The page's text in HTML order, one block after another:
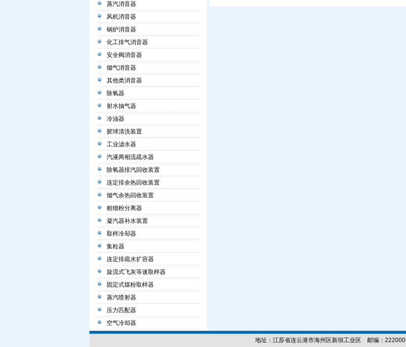
蒸汽消音器
风机消音器
锅炉消音器
化工排气消音器
安全阀消音器
烟气消音器
其他类消音器
除氧器
射水抽气器
冷油器
胶球清洗装置
工业滤水器
汽液两相流疏水器
除氧器排汽回收装置
连定排余热回收装置
烟气余热回收装置
粗细粉分离器
凝汽器补水装置
取样冷却器
集粒器
连定排疏水扩容器
旋流式飞灰等速取样器
固定式煤粉取样器
蒸汽喷射器
压力匹配器
空气冷却器
地址：江苏省连云港市海州区新坝工业区 邮编：222000